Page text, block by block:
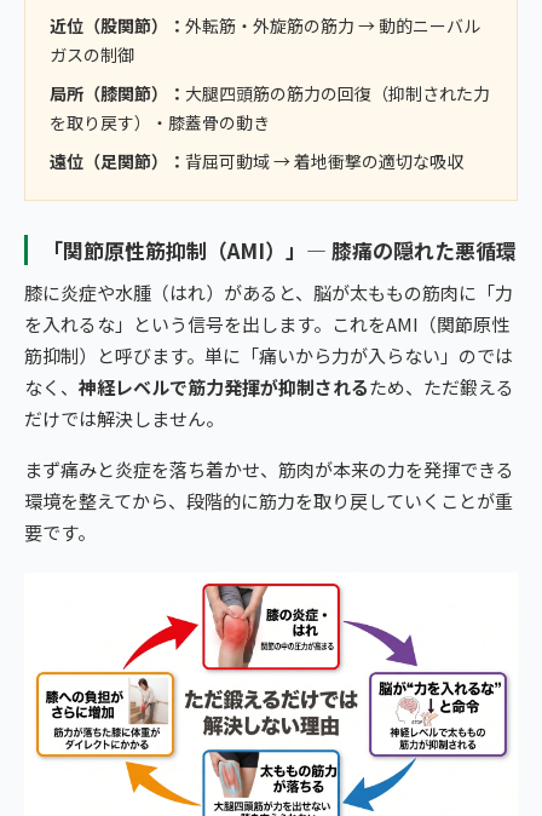
近位（股関節）： 外転筋・外旋筋の筋力 → 動的ニーバル
ガスの制御
局所（膝関節）： 大腿四頭筋の筋力の回復（抑制された力
を取り戻す）・膝蓋骨の動き
遠位（足関節）： 背屈可動域 → 着地衝撃の適切な吸収
「関節原性筋抑制（AMI）」— 膝痛の隠れた悪循環
膝に炎症や水腫（はれ）があると、脳が太ももの筋肉に「力
を入れるな」という信号を出します。これをAMI（関節原性
筋抑制）と呼びます。単に「痛いから力が入らない」のでは
なく、 神経レベルで筋力発揮が抑制されるため、ただ鍛える
だけでは解決しません。
まず痛みと炎症を落ち着かせ、筋肉が本来の力を発揮できる
環境を整えてから、段階的に筋力を取り戻していくことが重
要です。